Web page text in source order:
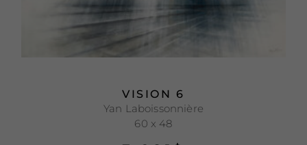
VISION 6
Yan Laboissonnière
60 x 48